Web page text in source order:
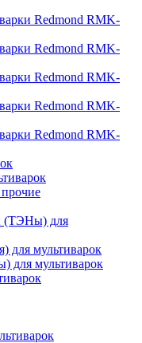
Redmond RMK-
Redmond RMK-
Redmond RMK-
Redmond RMK-
Redmond RMK-
прочие
(ТЭНы) для
для мультиварок
для мультиварок